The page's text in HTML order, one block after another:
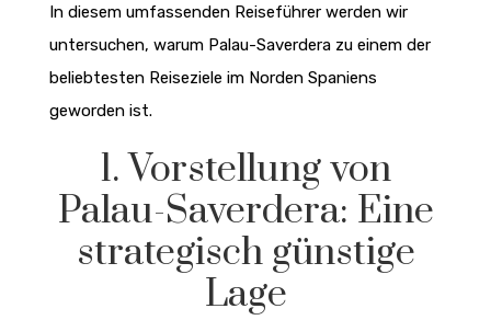
In diesem umfassenden Reiseführer werden wir
untersuchen, warum Palau-Saverdera zu einem der
beliebtesten Reiseziele im Norden Spaniens
geworden ist.
1. Vorstellung von
Palau-Saverdera: Eine
strategisch günstige
Lage